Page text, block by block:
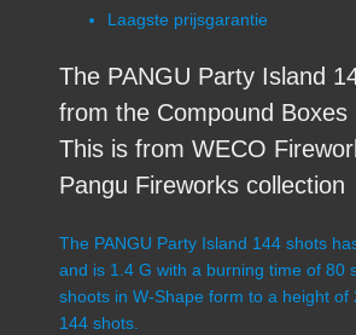
Laagste prijsgarantie
The PANGU Party Island
from the Compound Boxes
This is from WECO
Pangu Fireworks collection
The PANGU Party Island 144 shots
and is 1.4 G with a burning time of 80
shoots in W-Shape form to a height of
144 shots.